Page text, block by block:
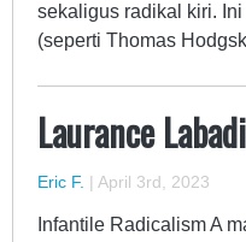
sekaligus radikal kiri.
(seperti Thomas
Laurance
Eric F. | April 3rd, 2023
Infantile Radicalism A